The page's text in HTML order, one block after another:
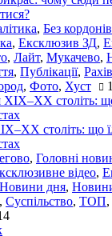
, Без кордонів
, Ексклюзив ЗД,
, Лайт, Мукачево,
, Публікації, Рахів
, Фото, Хуст
століть: що
, Головні
відео,
Новини дня,
, Суспільство, ТОП,